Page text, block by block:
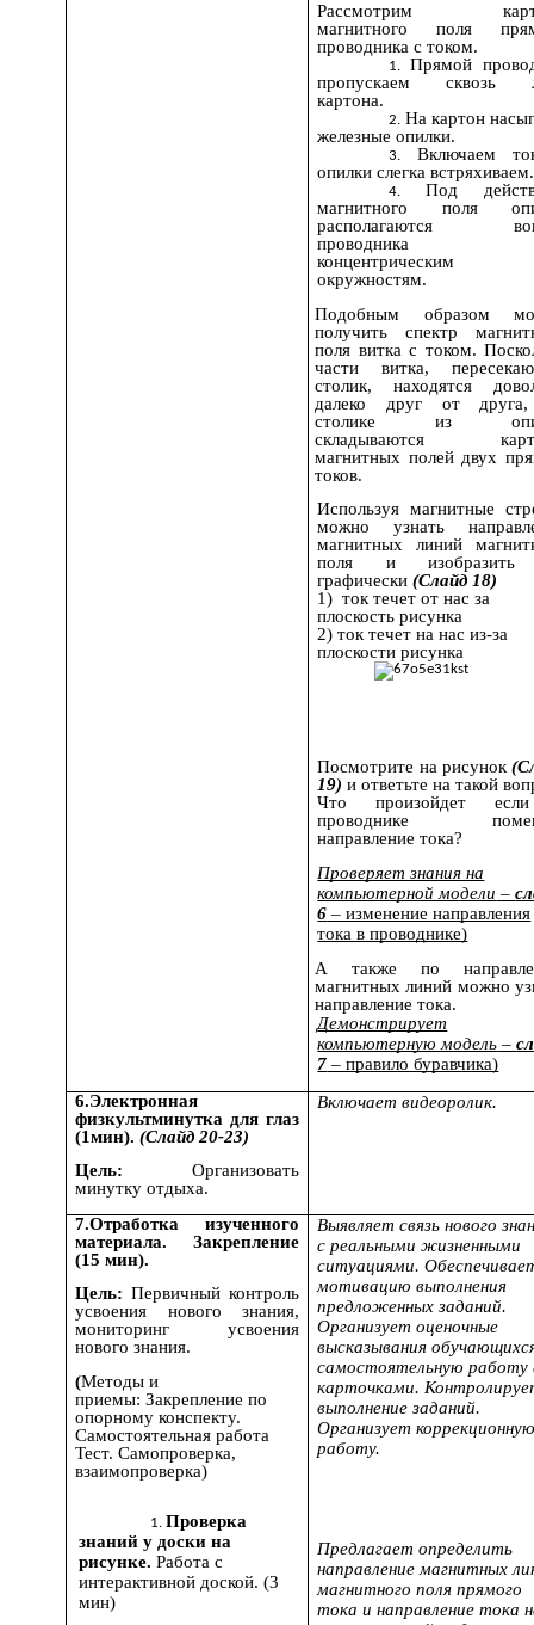
Рассмотрим
магнитного поля
проводника с током.
Прямой
пропускаем сквозь
картона.
На картон
железные опилки.
Включаем
опилки слегка встряхиваем.
Под
магнитного поля
располагаются
проводника
концентрическим
окружностям.
Подобным образом
получить спектр
поля витка с током.
части витка,
столик, находятся
далеко друг от
столике из
складываются
магнитных полей двух
токов.
Используя магнитные
можно узнать
магнитных линий
поля и
графически(Слайд 18)
1) ток течет от нас за
плоскость рисунка
2) ток течет на нас из-за
плоскости рисунка
Посмотрите на рисунок
19) и ответьте на такой
Что произойдет
проводнике
направление тока?
Проверяет знания на
компьютерной модели –
6 – изменение направления
тока в проводнике)
А также по
магнитных линий можно
направление тока.
Демонстрирует
компьютерную модель –
7 – правило буравчика)
6.Электронная
физкультминутка для глаз
(1мин).(Слайд 20-23)
Цель:Организовать
минутку отдыха.
Включает видеоролик.
7.Отработка изученного
материала. Закрепление
(15 мин).
Цель: Первичный контроль
усвоения нового знания,
мониторинг усвоения
нового знания.
(Методы и
приемы: Закрепление по
опорному конспекту.
Самостоятельная работа
Тест. Самопроверка,
взаимопроверка)
Проверка
знаний у доски на
рисунке. Работа с
интерактивной доской. (3
мин)
Выявляет связь нового
с реальными жизненными
ситуациями.
мотивацию выполнения
предложенных заданий.
Организует оценочные
высказывания
самостоятельную работу
карточками.
выполнение заданий.
Организует
работу.
Предлагает определить
направление магнитных
магнитного поля прямого
тока и направление тока